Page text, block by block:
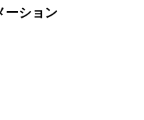
ーション